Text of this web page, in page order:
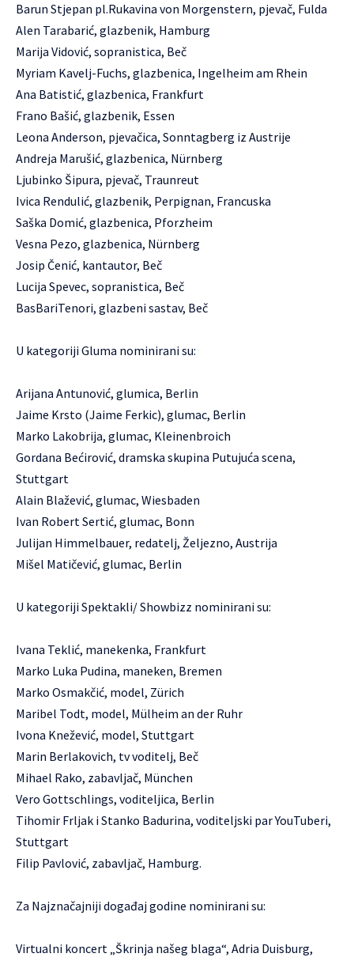
Barun Stjepan pl.Rukavina von Morgenstern, pjevač, Fulda
Alen Tarabarić, glazbenik, Hamburg
Marija Vidović, sopranistica, Beč
Myriam Kavelj-Fuchs, glazbenica, Ingelheim am Rhein
Ana Batistić, glazbenica, Frankfurt
Frano Bašić, glazbenik, Essen
Leona Anderson, pjevačica, Sonntagberg iz Austrije
Andreja Marušić, glazbenica, Nürnberg
Ljubinko Šipura, pjevač, Traunreut
Ivica Rendulić, glazbenik, Perpignan, Francuska
Saška Domić, glazbenica, Pforzheim
Vesna Pezo, glazbenica, Nürnberg
Josip Čenić, kantautor, Beč
Lucija Spevec, sopranistica, Beč
BasBariTenori, glazbeni sastav, Beč
U kategoriji Gluma nominirani su:
Arijana Antunović, glumica, Berlin
Jaime Krsto (Jaime Ferkic), glumac, Berlin
Marko Lakobrija, glumac, Kleinenbroich
Gordana Bećirović, dramska skupina Putujuća scena,
Stuttgart
Alain Blažević, glumac, Wiesbaden
Ivan Robert Sertić, glumac, Bonn
Julijan Himmelbauer, redatelj, Željezno, Austrija
Mišel Matičević, glumac, Berlin
U kategoriji Spektakli/ Showbizz nominirani su:
Ivana Teklić, manekenka, Frankfurt
Marko Luka Pudina, maneken, Bremen
Marko Osmakčić, model, Zürich
Maribel Todt, model, Mülheim an der Ruhr
Ivona Knežević, model, Stuttgart
Marin Berlakovich, tv voditelj, Beč
Mihael Rako, zabavljač, München
Vero Gottschlings, voditeljica, Berlin
Tihomir Frljak i Stanko Badurina, voditeljski par YouTuberi,
Stuttgart
Filip Pavlović, zabavljač, Hamburg.
Za Najznačajniji događaj godine nominirani su:
Virtualni koncert „Škrinja našeg blaga“, Adria Duisburg,